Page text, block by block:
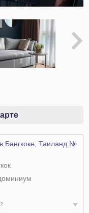
Бангкоке, Таиланд №